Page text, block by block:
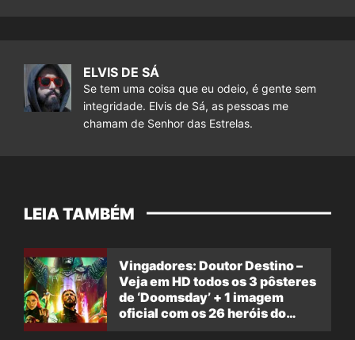
ELVIS DE SÁ
Se tem uma coisa que eu odeio, é gente sem
integridade. Elvis de Sá, as pessoas me
chamam de Senhor das Estrelas.
LEIA TAMBÉM
Vingadores: Doutor Destino –
Veja em HD todos os 3 pôsteres
de ‘Doomsday’ + 1 imagem
oficial com os 26 heróis do